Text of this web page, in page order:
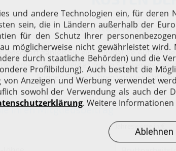
Qualitative
zahlen Sie eine einmalige
das bedeutet, wenn Sie weniger
können Sie sich Ihren
Ihren Mitgliedsbeitrag
Jahreswerte in €